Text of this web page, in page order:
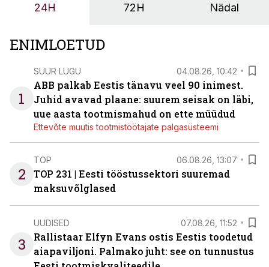
24H 72H Nädal
ENIMLOETUD
1
SUUR LUGU 04.08.26, 10:42
ABB palkab Eestis tänavu veel 90 inimest.
Juhid avavad plaane: suurem seisak on läbi,
uue aasta tootmismahud on ette müüdud
Ettevõte muutis tootmistöötajate palgasüsteemi
2
TOP 06.08.26, 13:07
TOP 231 | Eesti tööstussektori suuremad
maksuvõlglased
3
UUDISED 07.08.26, 11:52
Rallistaar Elfyn Evans ostis Eestis toodetud
aiapaviljoni. Palmako juht: see on tunnustus